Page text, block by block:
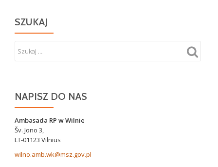
SZUKAJ
NAPISZ DO NAS
Ambasada RP w Wilnie
Šv. Jono 3,
LT-01123 Vilnius
wilno.amb.wk@msz.gov.pl